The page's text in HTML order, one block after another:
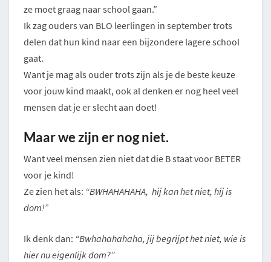
ze moet graag naar school gaan.”
Ik zag ouders van BLO leerlingen in september trots
delen dat hun kind naar een bijzondere lagere school
gaat.
Want je mag als ouder trots zijn als je de beste keuze
voor jouw kind maakt, ook al denken er nog heel veel
mensen dat je er slecht aan doet!
Maar we zijn er nog niet.
Want veel mensen zien niet dat die B staat voor BETER
voor je kind!
Ze zien het als: “BWHAHAHAHA, hij kan het niet, hij is
dom!”
Ik denk dan: “Bwhahahahaha, jij begrijpt het niet, wie is
hier nu eigenlijk dom?”